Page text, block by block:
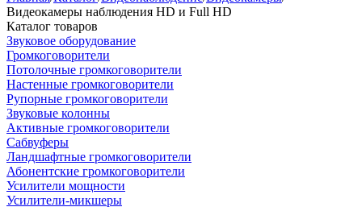
Видеокамеры наблюдения HD и Full HD
Каталог товаров
Звуковое оборудование
Громкоговорители
Потолочные громкоговорители
Настенные громкоговорители
Рупорные громкоговорители
Звуковые колонны
Активные громкоговорители
Сабвуферы
Ландшафтные громкоговорители
Абонентские громкоговорители
Усилители мощности
Усилители-микшеры